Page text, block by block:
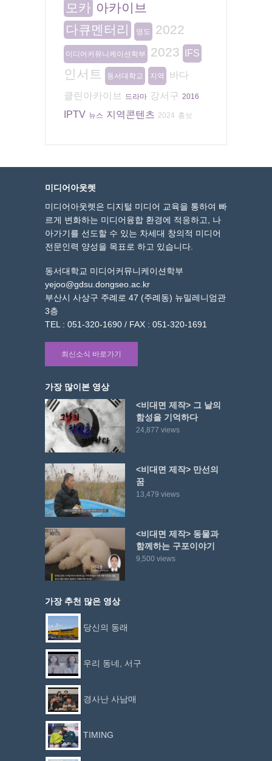
모카 아카이브
다큐멘터리
영도 2022
미디어커뮤니케이션학부 2023 IFS
인서트 동서대학교 지역
바다
클린아카이브
드라마 강서구 2016
IPTV 뉴스 지역콘텐츠 2024 홍보
미디어아웃렛
미디어아웃렛은 디지털 미디어 교육을 통하여 빠
르게 변화하는 미디어융합 환경에 적응하고, 나
아가기를 선도할 수 있는 차세대 창의적 미디어
전문인력 양성을 목표로 하고 있습니다.
동서대학교 미디어커뮤니케이션학부
yejoo@gdsu.dongseo.ac.kr
부산시 사상구 주례로 47 (주례동) 뉴밀레니엄관
3층
TEL : 051-320-1690 / FAX : 051-320-1691
최신소식 바로가기
가장 많이본 영상
<비대면 제작> 그 날의
함성을 기억하다
24,877 views
<비대면 제작> 만선의
꿈
13,479 views
<비대면 제작> 동물과
함께하는 구포이야기
9,500 views
가장 추천 많은 영상
당신의 동래
우리 동네, 서구
경사난 사남매
TIMING